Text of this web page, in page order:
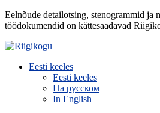
Eelnõude detailotsing, stenogrammid ja
töödokumendid on kättesaadavad
Eesti keeles
Eesti keeles
На русском
In English